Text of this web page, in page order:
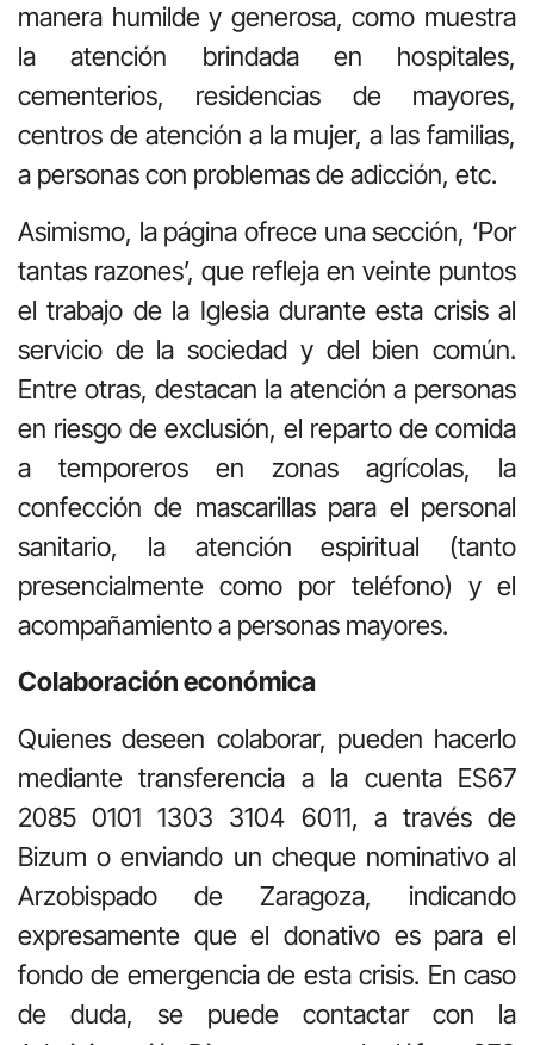
manera humilde y generosa, como muestra
la atención brindada en hospitales,
cementerios, residencias de mayores,
centros de atención a la mujer, a las familias,
a personas con problemas de adicción, etc.
Asimismo, la página ofrece una sección, ‘Por
tantas razones’, que refleja en veinte puntos
el trabajo de la Iglesia durante esta crisis al
servicio de la sociedad y del bien común.
Entre otras, destacan la atención a personas
en riesgo de exclusión, el reparto de comida
a temporeros en zonas agrícolas, la
confección de mascarillas para el personal
sanitario, la atención espiritual (tanto
presencialmente como por teléfono) y el
acompañamiento a personas mayores.
Colaboración económica
Quienes deseen colaborar, pueden hacerlo
mediante transferencia a la cuenta ES67
2085 0101 1303 3104 6011, a través de
Bizum o enviando un cheque nominativo al
Arzobispado de Zaragoza, indicando
expresamente que el donativo es para el
fondo de emergencia de esta crisis. En caso
de duda, se puede contactar con la